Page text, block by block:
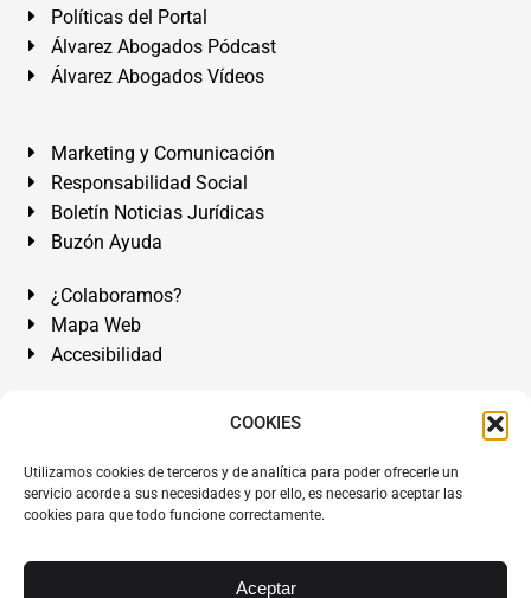
COOKIES
Utilizamos cookies de terceros y de analítica para poder ofrecerle un
servicio acorde a sus necesidades y por ello, es necesario aceptar las
cookies para que todo funcione correctamente.
Aceptar
Políticas del Portal
Álvarez Abogados Pódcast
Álvarez Abogados Vídeos
Marketing y Comunicación
Responsabilidad Social
Boletín Noticias Jurídicas
Buzón Ayuda
¿Colaboramos?
Mapa Web
Accesibilidad
Álvarez Abogados Tenerife:Calle Teobaldo Power Nº 7,
de Tenerife. Islas Canarias.
Somos Abogados especialistas del Derecho desde 1954.
Tenerife Sur .Mejores Abogados Tenerife